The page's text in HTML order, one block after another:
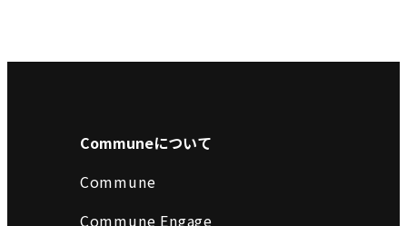
Communeについて
Commune
Commune Engage